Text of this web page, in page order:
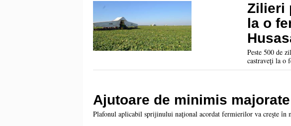
Zilieri
la o
Peste 500 de
castraveţi la o
Ajutoare de minimis majorate
Plafonul aplicabil sprijinului naţional acordat fermierilor va creşte în